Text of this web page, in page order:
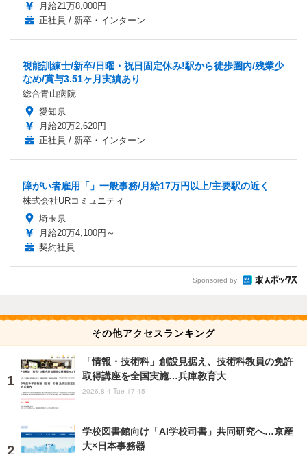
月給21万8,000円
正社員 / 新卒・インターン
視能訓練士/新卒/日曜・祝日固定休み!駅から徒歩圏内/残業少
なめ/賞与3.51ヶ月実績あり
総合青山病院
愛知県
月給20万2,620円
正社員 / 新卒・インターン
障がい者雇用「」一般事務/月給17万円以上/主要駅の近く
株式会社URコミュニティ
埼玉県
月給20万4,100円～
契約社員
Sponsored by
その他アクセスランキング
「情報・技術科」創設見据え、技術科教員の免許
取得講座を全国実施…兵庫教育大
2026.8.4 Tue 17:45
学校図書館向け「AI学校司書」共同研究へ…京産
大×日本事務器